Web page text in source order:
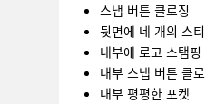
스냅 버튼 클로징
뒷면에 네 개의 스
내부에 로고 스탬핑
내부 스냅 버튼 클
내부 평평한 포켓